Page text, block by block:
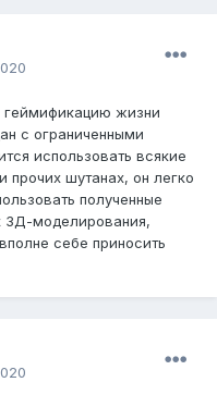
жизни
с ограниченными
использовать всякие
прочих шутанах, он легко
полученные
3Д-моделирования,
себе приносить